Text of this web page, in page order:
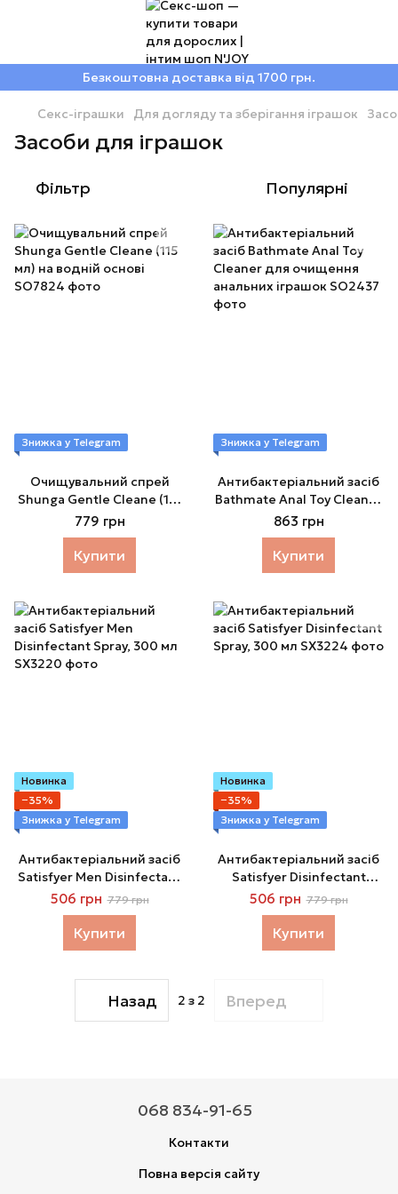
Безкоштовна доставка від 1700 грн.
Секс-іграшки Для догляду та зберігання іграшок
Засоби для іграшок
Фільтр Популярні
Знижка у Telegram
Очищувальний спрей
Shunga Gentle Cleane (115
мл) на водній основі
779 грн
Купити
Знижка у Telegram
Антибактеріальний засіб
Bathmate Anal Toy Cleaner
для очищення анальних
іграшок
863 грн
Купити
Новинка
−35%
Знижка у Telegram
Антибактеріальний засіб
Satisfyer Men Disinfectant
Spray, 300 мл
506 грн 779 грн
Купити
Новинка
−35%
Знижка у Telegram
Антибактеріальний засіб
Satisfyer Disinfectant
Spray, 300 мл
506 грн 779 грн
Купити
Назад 2 з 2 Вперед
068 834-91-65
Контакти
Повна версія сайту